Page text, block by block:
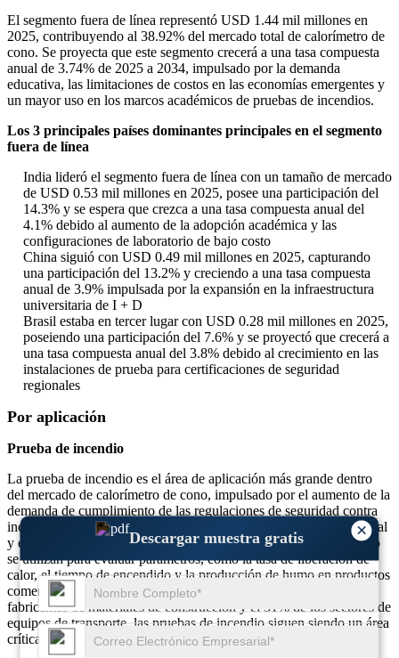
×
Descargar muestra gratis
El segmento fuera de línea representó USD 1.44 mil millones en
2025, contribuyendo al 38.92% del mercado total de calorímetro de
cono. Se proyecta que este segmento crecerá a una tasa compuesta
anual de 3.74% de 2025 a 2034, impulsado por la demanda
educativa, las limitaciones de costos en las economías emergentes y
un mayor uso en los marcos académicos de pruebas de incendios.
Los 3 principales países dominantes principales en el segmento
fuera de línea
India lideró el segmento fuera de línea con un tamaño de mercado
de USD 0.53 mil millones en 2025, posee una participación del
14.3% y se espera que crezca a una tasa compuesta anual del
4.1% debido al aumento de la adopción académica y las
configuraciones de laboratorio de bajo costo
China siguió con USD 0.49 mil millones en 2025, capturando
una participación del 13.2% y creciendo a una tasa compuesta
anual de 3.9% impulsada por la expansión en la infraestructura
universitaria de I + D
Brasil estaba en tercer lugar con USD 0.28 mil millones en 2025,
poseiendo una participación del 7.6% y se proyectó que crecerá a
una tasa compuesta anual del 3.8% debido al crecimiento en las
instalaciones de prueba para certificaciones de seguridad
regionales
Por aplicación
Prueba de incendio
La prueba de incendio es el área de aplicación más grande dentro
del mercado de calorímetro de cono, impulsado por el aumento de la
demanda de cumplimiento de las regulaciones de seguridad contra
incendios en las industrias de construcción, automotriz, aeroespacial
y electrónica. Más del 58% de las unidades de calorímetro de cono
se utilizan para evaluar parámetros, como la tasa de liberación de
calor, el tiempo de encendido y la producción de humo en productos
comerciales e industriales. Con casi el 44% de adopción de los
fabricantes de materiales de construcción y el 31% de los sectores de
equipos de transporte, las pruebas de incendio siguen siendo un área
crítica para la adherencia y certificación regulatoria.